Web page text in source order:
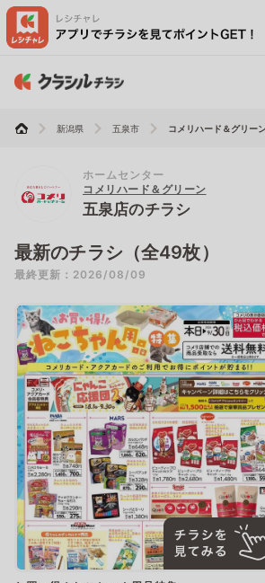
新潟県 五泉市 コメリハード＆グリー
ホームセンター
コメリハード＆グリーン
五泉店のチラシ
最新のチラシ（全49枚）
最終更新：2026/08/09